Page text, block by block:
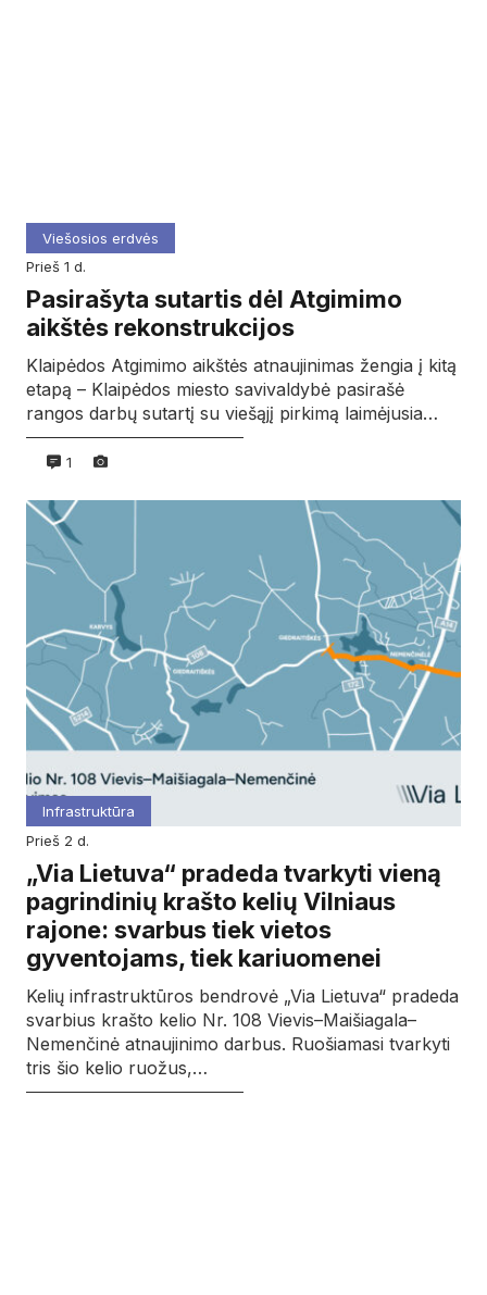
Viešosios erdvės
prieš 1 d.
Pasirašyta sutartis dėl Atgimimo
aikštės rekonstrukcijos
Klaipėdos Atgimimo aikštės atnaujinimas žengia į kitą
etapą – Klaipėdos miesto savivaldybė pasirašė
rangos darbų sutartį su viešąjį pirkimą laimėjusia…
1
Infrastruktūra
prieš 2 d.
„Via Lietuva“ pradeda tvarkyti vieną
pagrindinių krašto kelių Vilniaus
rajone: svarbus tiek vietos
gyventojams, tiek kariuomenei
Kelių infrastruktūros bendrovė „Via Lietuva“ pradeda
svarbius krašto kelio Nr. 108 Vievis–Maišiagala–
Nemenčinė atnaujinimo darbus. Ruošiamasi tvarkyti
tris šio kelio ruožus,…